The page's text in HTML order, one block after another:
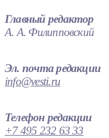
Главный редактор
А. А. Филипповский
Эл. почта редакции
info@vesti.ru
Телефон редакции
+7 495 232 63 33